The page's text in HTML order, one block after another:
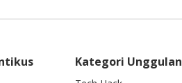
Kategori Unggulan